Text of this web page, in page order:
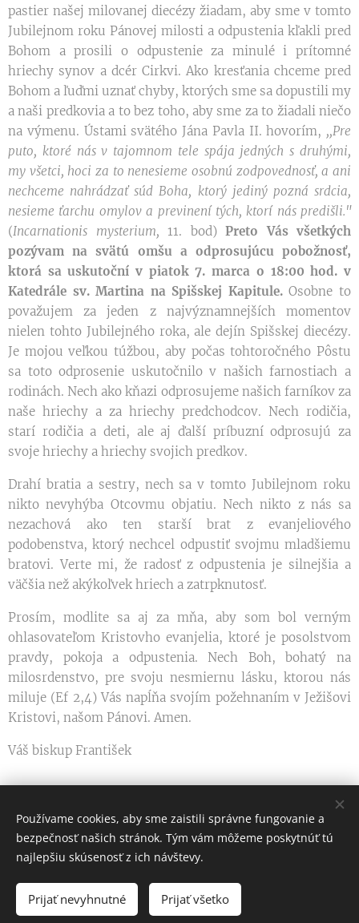
pastier našej milovanej diecézy žiadam, aby sme v tomto
Jubilejnom roku Pánovej milosti a odpustenia kľakli pred
Bohom a prosili o odpustenie za minulé i prítomné
hriechy synov a dcér Cirkvi. Ako kresťania chceme pred
Bohom a ľuďmi uznať chyby, ktorých sme sa dopustili my
a naši predkovia a to bez toho, aby sme za to žiadali niečo
na výmenu. Ústami svätého Jána Pavla II. hovorím, ,,Pre
puto, ktoré nás v tajomnom tele spája jedných s druhými,
my všetci, hoci za to nenesieme osobnú zodpovednosť, a ani
nechceme nahrádzať súd Boha, ktorý jediný pozná srdcia,
nesieme ťarchu omylov a previnení tých, ktorí nás predišli."
(Incarnationis mysterium, 11. bod) Preto Vás všetkých
pozývam na svätú omšu a odprosujúcu pobožnosť,
ktorá sa uskutoční v piatok 7. marca o 18:00 hod. v
Katedrále sv. Martina na Spišskej Kapitule.Osobne to
považujem za jeden z najvýznamnejších momentov
nielen tohto Jubilejného roka, ale dejín Spišskej diecézy.
Je mojou veľkou túžbou, aby počas tohtoročného Pôstu
sa toto odprosenie uskutočnilo v našich farnostiach a
rodinách. Nech ako kňazi odprosujeme našich farníkov za
naše hriechy a za hriechy predchodcov. Nech rodičia,
starí rodičia a deti, ale aj ďalší príbuzní odprosujú za
svoje hriechy a hriechy svojich predkov.
Drahí bratia a sestry, nech sa v tomto Jubilejnom roku
nikto nevyhýba Otcovmu objatiu. Nech nikto z nás sa
nezachová ako ten starší brat z evanjeliového
podobenstva, ktorý nechcel odpustiť svojmu mladšiemu
bratovi. Verte mi, že radosť z odpustenia je silnejšia a
väčšia než akýkoľvek hriech a zatrpknutosť.
Prosím, modlite sa aj za mňa, aby som bol verným
ohlasovateľom Kristovho evanjelia, ktoré je posolstvom
pravdy, pokoja a odpustenia. Nech Boh, bohatý na
milosrdenstvo, pre svoju nesmiernu lásku, ktorou nás
miluje (Ef 2,4) Vás napĺňa svojím požehnaním v Ježišovi
Kristovi, našom Pánovi. Amen.
Váš biskup František
Dlhá nad Oravou 199, 02755
Autorské práva vyhradené
Cookies
Používame cookies, aby sme zaistili správne fungovanie a
bezpečnosť našich stránok. Tým vám môžeme poskytnúť tú
najlepšiu skúsenosť z ich návštevy.
Prijať nevyhnutné Prijať všetko